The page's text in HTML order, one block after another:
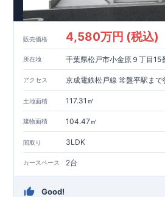
販売価格 4,580万円 (税込)
所在地 千葉県松戸市小金原９丁目15
アクセス 京成電鉄松戸線 常盤平駅まで
土地面積 117.31㎡
建物面積 104.47㎡
間取り 3LDK
カースペース 2台
Good!